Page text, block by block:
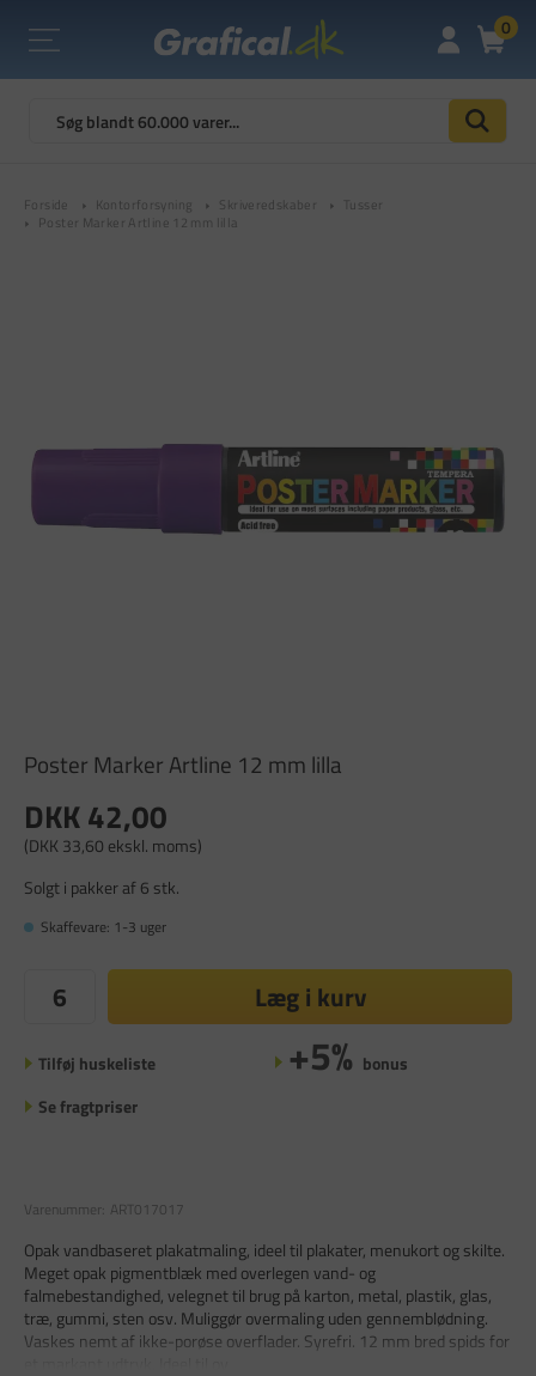
0
Forside Kontorforsyning Skriveredskaber
Tusser
Poster Marker Artline 12 mm lilla
Poster Marker Artline 12 mm lilla
DKK 42,00
(DKK 33,60 ekskl. moms)
Solgt i pakker af 6 stk.
Skaffevare: 1-3 uger
Læg i kurv
Tilføj huskeliste +5% bonus
Se fragtpriser
Varenummer: ART017017
Opak vandbaseret plakatmaling, ideel til plakater, menukort og skilte.
Meget opak pigmentblæk med overlegen vand- og
falmebestandighed, velegnet til brug på karton, metal, plastik, glas,
træ, gummi, sten osv. Muliggør overmaling uden gennemblødning.
Vaskes nemt af ikke-porøse overflader. Syrefri. 12 mm bred spids for